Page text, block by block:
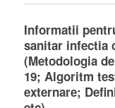
Informatii
sanitar infectia
(Metodologia
19; Algoritm
externare;